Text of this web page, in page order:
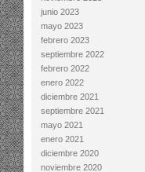
junio 2023
mayo 2023
febrero 2023
septiembre 2022
febrero 2022
enero 2022
diciembre 2021
septiembre 2021
mayo 2021
enero 2021
diciembre 2020
noviembre 2020